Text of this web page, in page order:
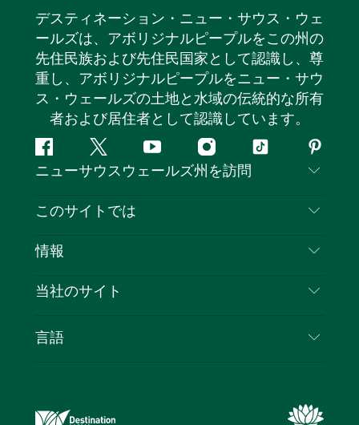
デスティネーション・ニュー・サウス・ウェ
ールズは、アボリジナルピープルをこの州の
先住民族および先住民国家として認識し、尊
重し、アボリジナルピープルをニュー・サウ
ス・ウェールズの土地と水域の伝統的な所有
者および居住者として認識しています。
フ
ェ
ス
ッ
ツ
イ
タ
ユ
ー
イ
ン
テ
ピ
ン
レ
ト
ニューサウスウェールズ州を訪問
お問い合わせ
クッキーに関する通知
このサイトでは
目的地
イベント
情報
旅行情報
NSWでのビジネス
当社のサイト
言語